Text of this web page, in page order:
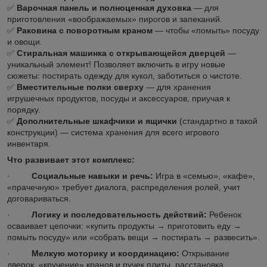
✅ Варочная панель и полноценная духовка — для
приготовления «воображаемых» пирогов и запеканий.
✅ Раковина с поворотным краном — чтобы «помыть» посуду
и овощи.
✅ Стиральная машинка с открывающейся дверцей —
уникальный элемент! Позволяет включить в игру новые
сюжеты: постирать одежду для кукол, заботиться о чистоте.
✅ Вместительные полки сверху — для хранения
игрушечных продуктов, посуды и аксессуаров, приучая к
порядку.
✅ Дополнительные шкафчики и ящички (стандартно в такой
конструкции) — система хранения для всего игрового
инвентаря.
Что развивает этот комплекс:
· Социальные навыки и речь: Игра в «семью», «кафе»,
«прачечную» требует диалога, распределения ролей, учит
договариваться.
· Логику и последовательность действий: Ребенок
осваивает цепочки: «купить продукты → приготовить еду →
помыть посуду» или «собрать вещи → постирать → развесить».
· Мелкую моторику и координацию: Открывание
дверок, «кручение» кранов и ручек плиты, расстановка